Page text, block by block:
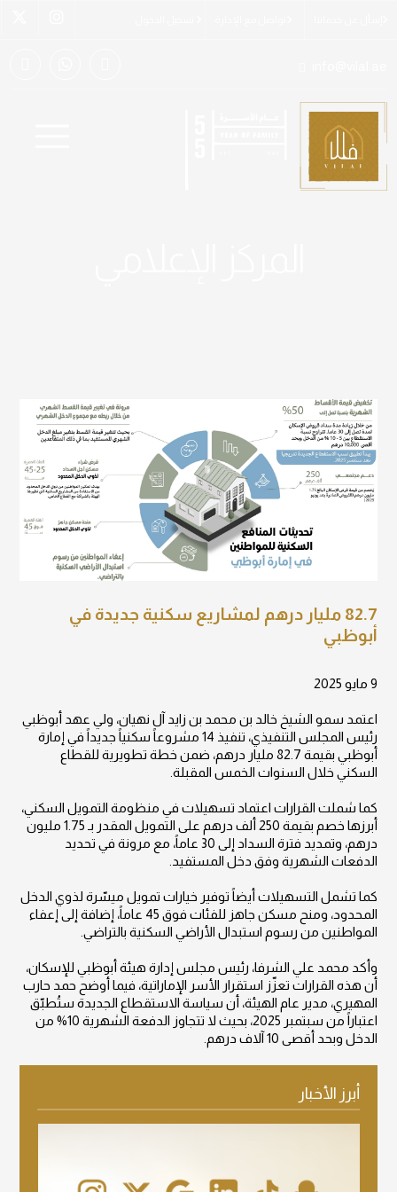
82.7 مليار درهم لمشاريع سكنية جديدة في
أبوظبي
9 مايو 2025
اعتمد سمو الشيخ خالد بن محمد بن زايد آل نهيان، ولي عهد أبوظبي
رئيس المجلس التنفيذي، تنفيذ 14 مشروعاً سكنياً جديداً في إمارة
أبوظبي بقيمة 82.7 مليار درهم، ضمن خطة تطويرية للقطاع
السكني خلال السنوات الخمس المقبلة.
كما شملت القرارات اعتماد تسهيلات في منظومة التمويل السكني،
أبرزها خصم بقيمة 250 ألف درهم على التمويل المقدر بـ 1.75 مليون
درهم، وتمديد فترة السداد إلى 30 عاماً، مع مرونة في تحديد
الدفعات الشهرية وفق دخل المستفيد.
كما تشمل التسهيلات أيضاً توفير خيارات تمويل ميسّرة لذوي الدخل
المحدود، ومنح مسكن جاهز للفئات فوق 45 عاماً، إضافة إلى إعفاء
المواطنين من رسوم استبدال الأراضي السكنية بالتراضي.
وأكد محمد علي الشرفا، رئيس مجلس إدارة هيئة أبوظبي للإسكان،
أن هذه القرارات تعزّز استقرار الأسر الإماراتية، فيما أوضح حمد حارب
المهيري، مدير عام الهيئة، أن سياسة الاستقطاع الجديدة ستُطبّق
اعتباراً من سبتمبر 2025، بحيث لا تتجاوز الدفعة الشهرية 10% من
الدخل وبحد أقصى 10 آلاف درهم.
أبرز الأخبار